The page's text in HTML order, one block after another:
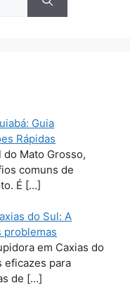
Guia
Rápidas
do Mato Grosso,
comuns de
É […]
do Sul: A
problemas
em Caxias do
eficazes para
de […]